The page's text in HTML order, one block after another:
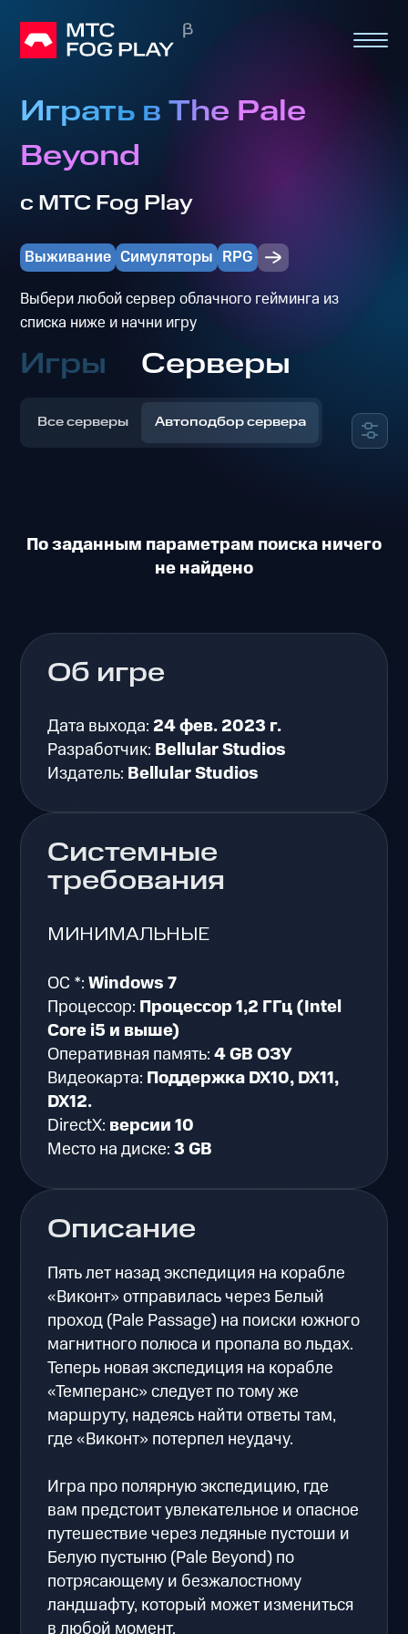
Играть в The Pale
Beyond
с МТС Fog Play
Выживание Симуляторы RPG
Выбери любой сервер облачного гейминга из
списка ниже и начни игру
Игры Серверы
Все серверы Автоподбор сервера
По заданным параметрам поиска ничего
не найдено
Описание
Пять лет назад экспедиция на корабле
«Виконт» отправилась через Белый
проход (Pale Passage) на поиски южного
магнитного полюса и пропала во льдах.
Теперь новая экспедиция на корабле
«Темперанс» следует по тому же
маршруту, надеясь найти ответы там,
где «Виконт» потерпел неудачу.
Игра про полярную экспедицию, где
вам предстоит увлекательное и опасное
путешествие через ледяные пустоши и
Белую пустыню (Pale Beyond) по
потрясающему и безжалостному
ландшафту, который может измениться
в любой момент.
Об игре
Дата выхода: 24 фев. 2023 г.
Разработчик: Bellular Studios
Издатель: Bellular Studios
Системные
требования
МИНИМАЛЬНЫЕ
ОС *:Windows 7
Процессор: Процессор 1,2 ГГц (Intel
Core i5 и выше)
Оперативная память:4 GB ОЗУ
Видеокарта: Поддержка DX10, DX11,
DX12.
DirectX: версии 10
Место на диске:3 GB